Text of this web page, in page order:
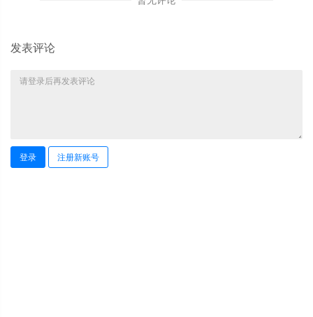
发表评论
登录 注册新账号